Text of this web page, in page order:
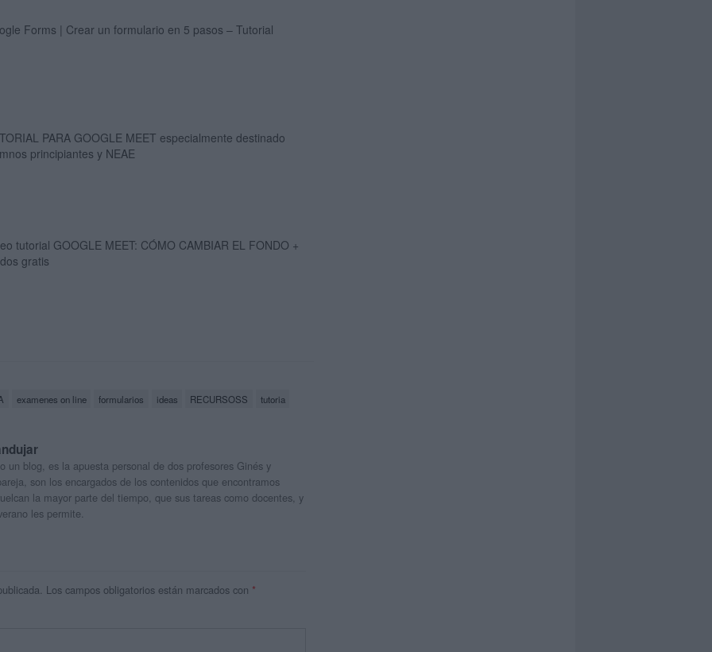
Forms | Crear un formulario en 5 pasos – Tutorial
PARA GOOGLE MEET especialmente destinado
principiantes y NEAE
tutorial GOOGLE MEET: CÓMO CAMBIAR EL FONDO +
gratis
examenes on line formularios ideas RECURSOSS
tutoria
un blog, es la apuesta personal de dos profesores Ginés y
son los encargados de los contenidos que encontramos
la mayor parte del tiempo, que sus tareas como docentes, y
les permite.
Los campos obligatorios están marcados con *